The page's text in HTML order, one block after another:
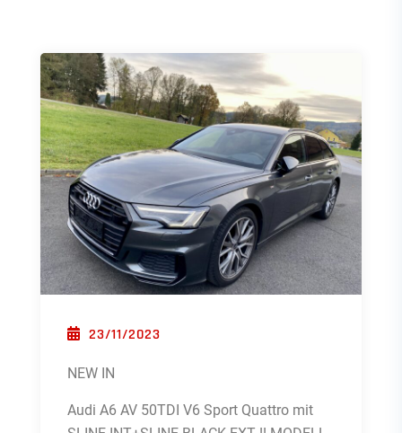
POSTED ON
23/11/2023
NEW IN
Audi A6 AV 50TDI V6 Sport Quattro mit